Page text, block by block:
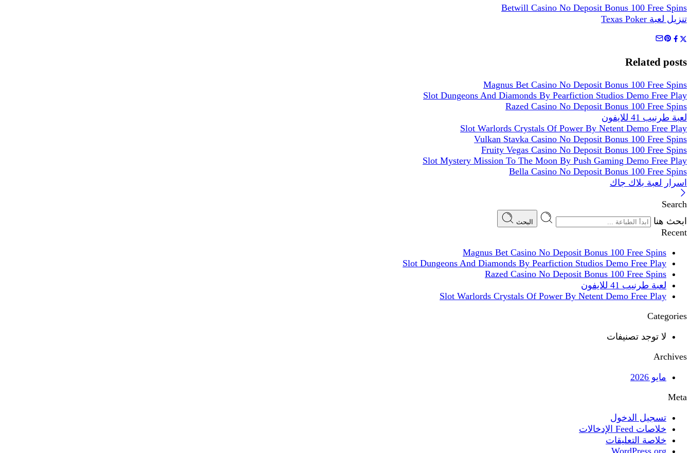
Betwill Casino No Deposit Bonus 100 Free Spins
تنزيل لعبة Texas Poker
Related posts
Magnus Bet Casino No Deposit Bonus 100 Free Spins
Slot Dungeons And Diamonds By Pearfiction Studios Demo Free Play
Razed Casino No Deposit Bonus 100 Free Spins
لعبة طرنيب 41 للايفون
Slot Warlords Crystals Of Power By Netent Demo Free Play
Vulkan Stavka Casino No Deposit Bonus 100 Free Spins
Fruity Vegas Casino No Deposit Bonus 100 Free Spins
Slot Mystery Mission To The Moon By Push Gaming Demo Free Play
Bella Casino No Deposit Bonus 100 Free Spins
اسرار لعبة بلاك جاك
Search
ابحث هنا
البحث
Recent
Magnus Bet Casino No Deposit Bonus 100 Free Spins
Slot Dungeons And Diamonds By Pearfiction Studios Demo Free Play
Razed Casino No Deposit Bonus 100 Free Spins
لعبة طرنيب 41 للايفون
Slot Warlords Crystals Of Power By Netent Demo Free Play
Categories
لا توجد تصنيفات
Archives
مايو 2026
Meta
تسجيل الدخول
خلاصات Feed الإدخالات
خلاصة التعليقات